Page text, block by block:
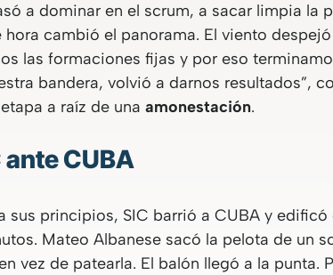
a dominar en el scrum, a sacar limpia la
cambió el panorama. El viento
las formaciones fijas y por eso
bandera, volvió a darnos resultados”,
a raíz de una amonestación.
ante CUBA
sus principios, SIC barrió a CUBA y
Mateo Albanese sacó la pelota de un
vez de patearla. El balón llegó a la punta.